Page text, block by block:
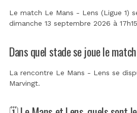
Le match Le Mans - Lens (Ligue 1)
dimanche 13 septembre 2026 à
Dans quel stade se joue le
La rencontre Le Mans - Lens se
Marvingt.